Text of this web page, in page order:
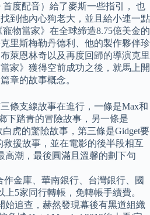
度配音）給了麥斯一些指引， 也
到他內心狗老大，並且給小連一點
物當家》在全球締造8.75億美金的
里斯梅勒丹德利、他的製作夥伴珍
萊恩林奇以及再度回歸的導演克里
家》獲得空前成功之後，就馬上開
章的故事概念。
條支線故事在進行，一條是Max和
下踏青的冒險故事，另一條是
白虎的驚險故事，第三條是Gidget要
救援故事，並在電影的後半段相互
高潮，最後圓滿且溫馨的劃下句
作金庫、華南銀行、台灣銀行、國
5家同行轉帳，免轉帳手續費。
始追查，赫然發現幕後有黑道組織